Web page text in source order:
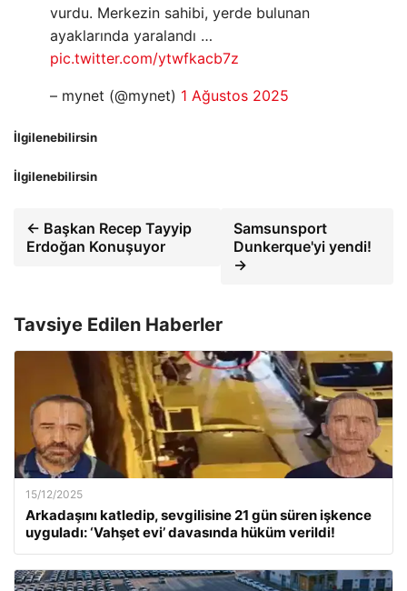
vurdu. Merkezin sahibi, yerde bulunan
ayaklarında yaralandı …
pic.twitter.com/ytwfkacb7z
– mynet (@mynet) 1 Ağustos 2025
İlgilenebilirsin
İlgilenebilirsin
← Başkan Recep Tayyip
Erdoğan Konuşuyor
Samsunsport
Dunkerque'yi yendi!
→
Tavsiye Edilen Haberler
15/12/2025
Arkadaşını katledip, sevgilisine 21 gün süren işkence
uyguladı: ‘Vahşet evi’ davasında hüküm verildi!